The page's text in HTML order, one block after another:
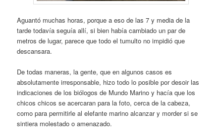
Aguantó muchas horas, porque a eso de las 7 y media de la
tarde todavía seguía allí, si bien había cambiado un par de
metros de lugar, parece que todo el tumulto no impidió que
descansara.
De todas maneras, la gente, que en algunos casos es
absolutamente irresponsable, hizo todo lo posible por desoir las
indicaciones de los biólogos de Mundo Marino y hacía que los
chicos chicos se acercaran para la foto, cerca de la cabeza,
como para permitirle al elefante marino alcanzar y morder si se
sintiera molestado o amenazado.